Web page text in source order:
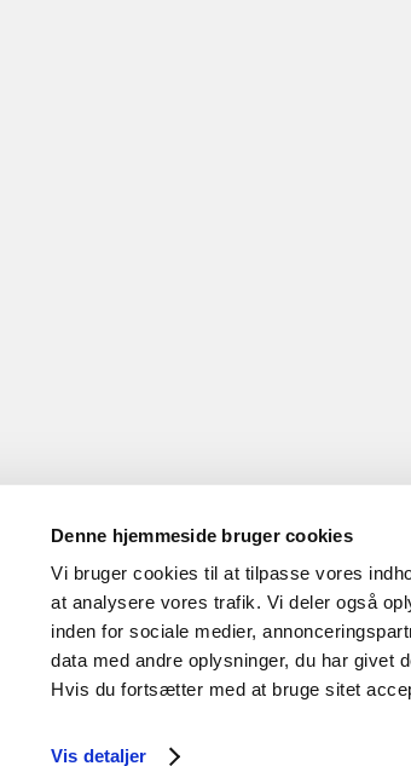
Denne hjemmeside bruger cookies
Vi bruger cookies til at tilpasse vores
at analysere vores trafik. Vi deler også
inden for sociale medier,
data med andre oplysninger, du har givet
Hvis du fortsætter med at bruge sitet
Vis detaljer